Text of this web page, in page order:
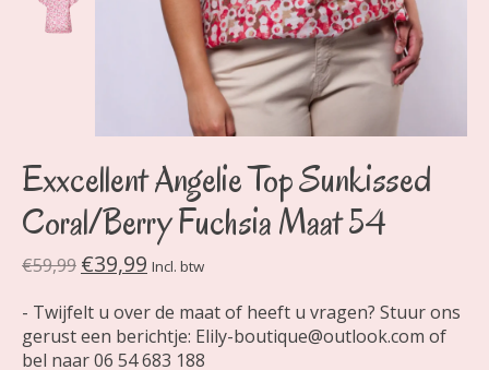
Exxcellent Angelie Top Sunkissed
Coral/Berry Fuchsia Maat 54
€59,99 €39,99 Incl. btw
- Twijfelt u over de maat of heeft u vragen? Stuur ons
gerust een berichtje: Elily-boutique@outlook.com of
bel naar 06 54 683 188